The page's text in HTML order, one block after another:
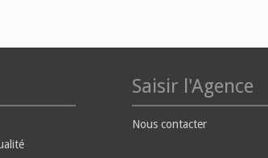
Saisir l'Agence
Nous contacter